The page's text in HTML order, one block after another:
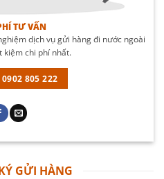
TƯ VẤN
dịch vụ gửi hàng đi nước ngoài
kiệm chi phí nhất.
805 222
GỬI HÀNG